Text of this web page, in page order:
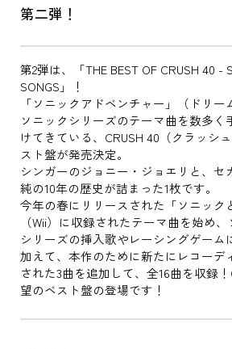
第二弾！
第2弾は、「THE BEST OF CRUSH 40 -
SONGS」！
「ソニックアドベンチャー」（ドリー
ソニックシリーズのテーマ曲を数多く
けてきている、CRUSH 40（クラッシ
スト盤が発売決定。
シンガーのジョニー・ジョエリと、セ
純の10年の歴史が詰まった1枚です。
今年の春にリリースされた「ソニック
（Wii）に収録されたテーマ曲を始め、
シリーズの挿入歌やレーシングゲーム
加えて、本作のために新たにレコーデ
された3曲を追加して、全16曲を収録
望のベスト盤の登場です！